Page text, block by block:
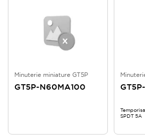
Minuterie miniature GT5P
GT5P-N60MA100
SPDT 5A